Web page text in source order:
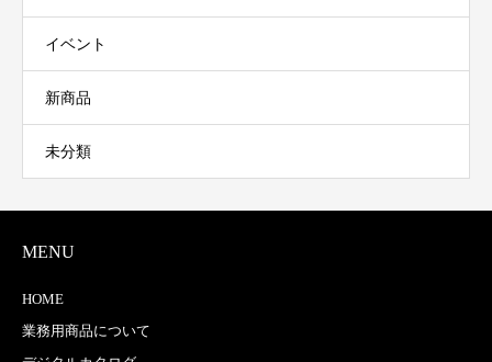
イベント
新商品
未分類
MENU
HOME
業務用商品について